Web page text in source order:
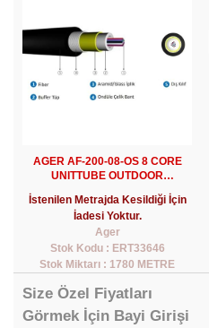
AGER AF-200-08-OS 8 CORE
UNITTUBE OUTDOOR
(SİYAH)
İstenilen Metrajda Kesildiği İçin
İadesi Yoktur.
Ager
Stok Kodu : ERT33646
Stok Miktarı : 1780 METRE
Size Özel Fiyatları
Görmek İçin Bayi Girişi